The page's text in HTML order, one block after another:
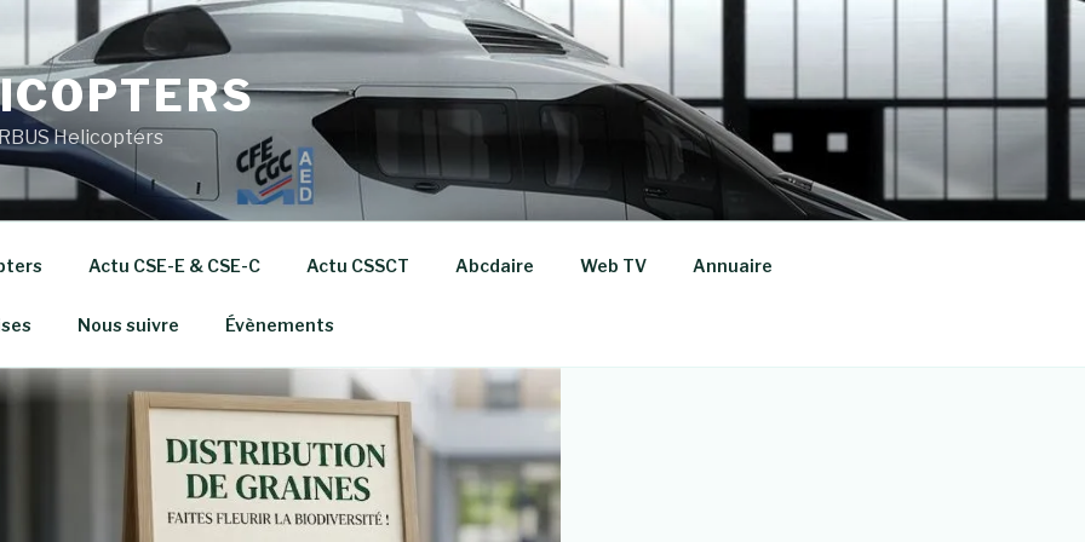
Helicopters
Actu CSE-E & CSE-C Actu CSSCT Abcdaire Web TV Annuaire
Nous suivre Évènements